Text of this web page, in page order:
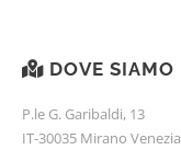
DOVE SIAMO
P.le G. Garibaldi, 13
IT-30035 Mirano Venezia